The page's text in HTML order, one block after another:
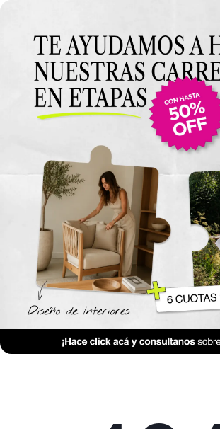
Anterior Clase
Clase 14
Materiales